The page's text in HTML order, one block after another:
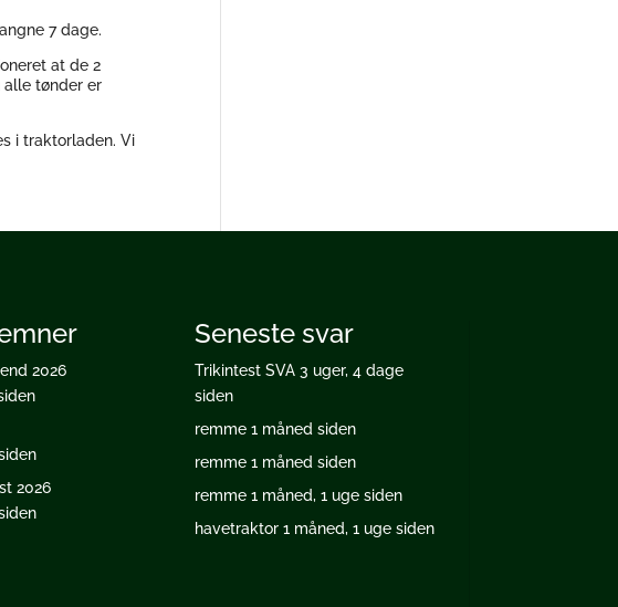
7 dage.
at de 2
alle tønder er
i traktorladen. Vi
2026
2026
Seneste svar
Trikintest SVA 3 uger, 4 dage
siden
remme 1 måned siden
remme 1 måned siden
remme 1 måned, 1 uge siden
havetraktor 1 måned, 1 uge siden